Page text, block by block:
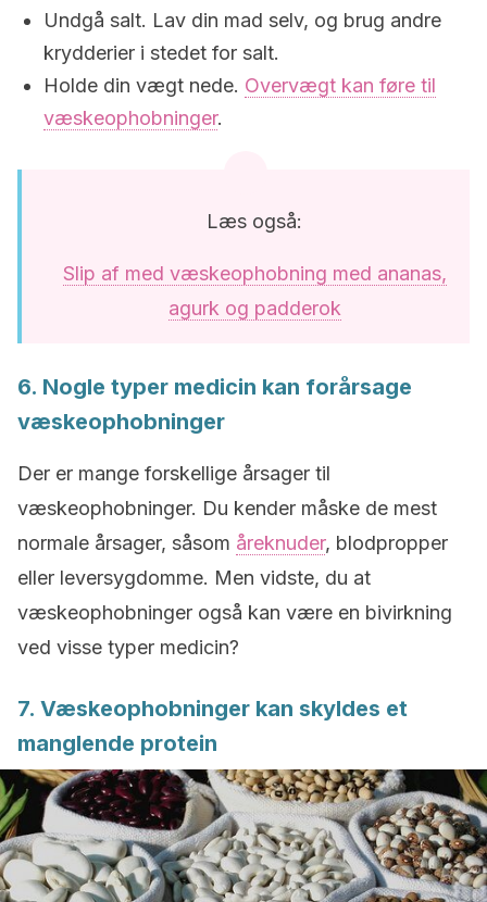
Undgå salt. Lav din mad selv, og brug andre
krydderier i stedet for salt.
Holde din vægt nede. Overvægt kan føre til
væskeophobninger.
Læs også:
Slip af med væskeophobning med ananas,
agurk og padderok
6. Nogle typer medicin kan forårsage
væskeophobninger
Der er mange forskellige årsager til
væskeophobninger. Du kender måske de mest
normale årsager, såsom åreknuder, blodpropper
eller leversygdomme. Men vidste, du at
væskeophobninger også kan være en bivirkning
ved visse typer medicin?
7. Væskeophobninger kan skyldes et
manglende protein